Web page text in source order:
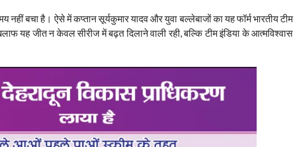
बचा है। ऐसे में कप्तान सूर्यकुमार यादव और युवा बल्लेबाजों का यह फॉर्म भारतीय टीम
यह जीत न केवल सीरीज में बढ़त दिलाने वाली रही, बल्कि टीम इंडिया के आत्मविश्वास